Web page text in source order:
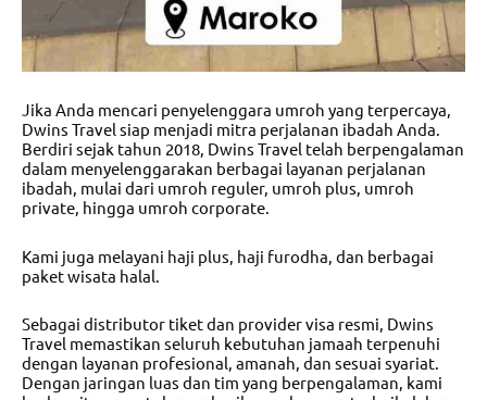
Jika Anda mencari penyelenggara umroh yang terpercaya,
Dwins Travel siap menjadi mitra perjalanan ibadah Anda.
Berdiri sejak tahun 2018, Dwins Travel telah berpengalaman
dalam menyelenggarakan berbagai layanan perjalanan
ibadah, mulai dari umroh reguler, umroh plus, umroh
private, hingga umroh corporate.
Kami juga melayani haji plus, haji furodha, dan berbagai
paket wisata halal.
Sebagai distributor tiket dan provider visa resmi, Dwins
Travel memastikan seluruh kebutuhan jamaah terpenuhi
dengan layanan profesional, amanah, dan sesuai syariat.
Dengan jaringan luas dan tim yang berpengalaman, kami